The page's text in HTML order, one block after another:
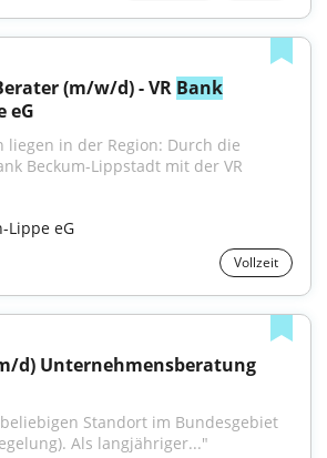
(m/w/d) - VR Bank
eG
liegen in der Region: Durch die
Lippe eG
Vollzeit
Standort im Bundesgebiet
Als langjähriger..."